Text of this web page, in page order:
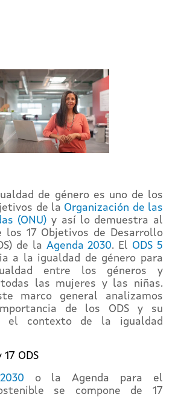
de género es uno de los
de la Organización de las
(ONU) y así lo demuestra al
los 17 Objetivos de Desarrollo
de la Agenda 2030. El ODS 5
a la igualdad de género para
entre los géneros y
las mujeres y las niñas.
marco general analizamos
de los ODS y su
el contexto de la igualdad
ODS
o la Agenda para el
se compone de 17